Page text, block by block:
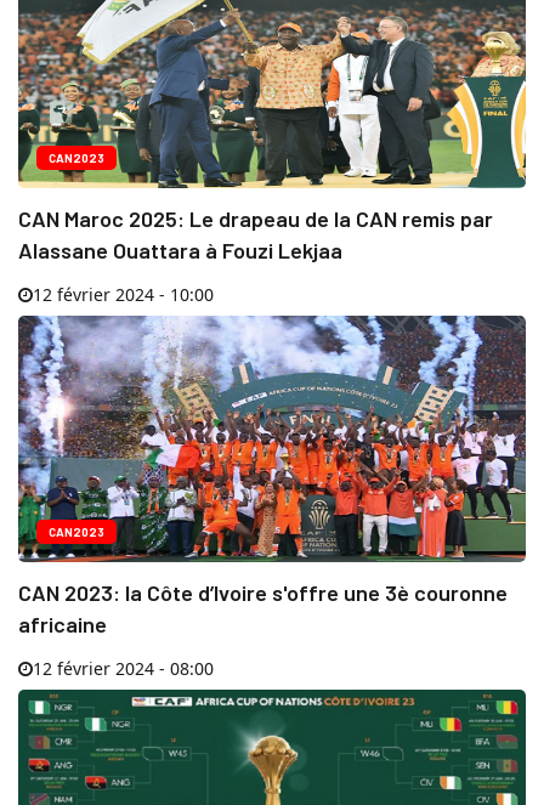
CAN2023
CAN Maroc 2025: Le drapeau de la CAN remis par
Alassane Ouattara à Fouzi Lekjaa
12 février 2024 - 10:00
CAN2023
CAN 2023: la Côte d’Ivoire s'offre une 3è couronne
africaine
12 février 2024 - 08:00